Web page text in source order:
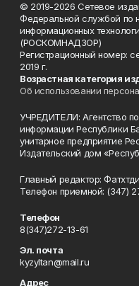
© 2019-2026 Сетевое
Федеральной службой по
информационных
(РОСКОМНАДЗОР)
Регистрационный номер:
2019 г.
Возрастная категория
Об использовании
УЧРЕДИТЕЛИ: Агентство
информации Республики
унитарное предприятие
Издательский дом
Главный редактор:
Телефон приемной: (347)
Телефон
8(347)272-13-61
Эл. почта
kyzyltan@mail.ru
Адрес